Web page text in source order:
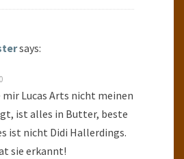
says:
mir Lucas Arts nicht meinen
ist alles in Butter, beste
ist nicht Didi Hallerdings.
sie erkannt!